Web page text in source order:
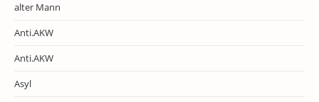
alter Mann
Anti.AKW
Anti.AKW
Asyl